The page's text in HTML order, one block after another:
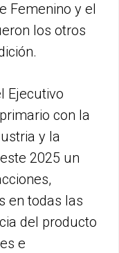
Femenino y el
los otros
Ejecutivo
con la
y la
2025 un
en todas las
del producto
e